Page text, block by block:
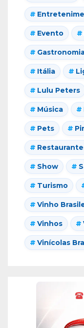
Evento
Itália
Lulu Peters
Música
Pets
Show
Turismo
Vinho
Vinhos
Vinícolas